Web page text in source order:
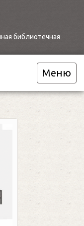
библиотечная
Меню